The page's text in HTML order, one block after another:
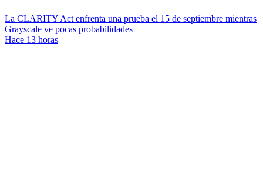
La CLARITY Act enfrenta una prueba el 15 de septiembre mientras
Grayscale ve pocas probabilidades
Hace 13 horas